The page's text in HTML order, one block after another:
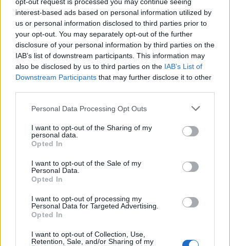
interest-based ads based on personal information utilized by
us or personal information disclosed to third parties prior to
your opt-out. You may separately opt-out of the further
disclosure of your personal information by third parties on the
IAB’s list of downstream participants. This information may
also be disclosed by us to third parties on the IAB’s List of
Downstream Participants that may further disclose it to other
Personal Data Processing Opt Outs
I want to opt-out of the Sharing of my
personal data.
Opted In
I want to opt-out of the Sale of my
Personal Data.
Opted In
I want to opt-out of processing my
Personal Data for Targeted Advertising.
Opted In
I want to opt-out of Collection, Use,
Retention, Sale, and/or Sharing of my
Η συνέντευξη δημοσιεύτηκε πρώτη φορά στο
ΒΗΜΑΓΚΑΖΙΝΟ του Βήματος της Κυριακής, το
2002, τρία χρόνια πριν το θάνατο του σπουδαίου
τραγουδιστή, ο οποίος έφυγε μια μέρα σαν τη
σημερινή.